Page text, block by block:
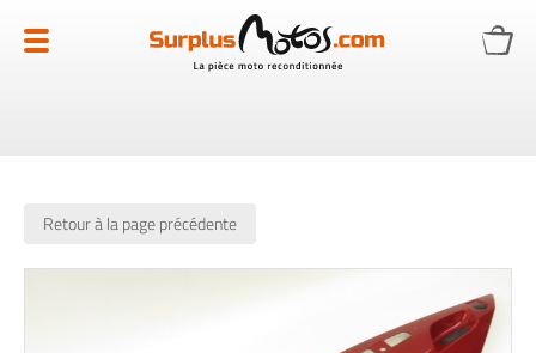
au
contenu
Retour à la page précédente